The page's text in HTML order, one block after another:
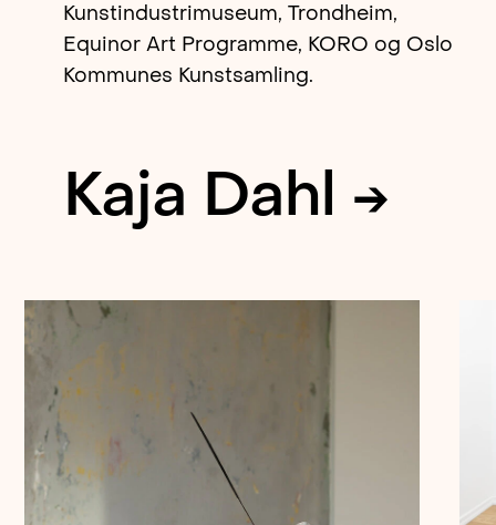
Kunstindustrimuseum, Trondheim,
Equinor Art Programme, KORO og Oslo
Kommunes Kunstsamling.
Kaja Dahl →